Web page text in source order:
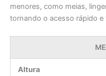
menores, como meias,
tornando o acesso rápido e
Altura